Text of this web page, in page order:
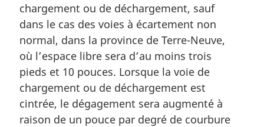
chargement ou de déchargement, sauf
dans le cas des voies à écartement non
normal, dans la province de Terre-Neuve,
où l’espace libre sera d’au moins trois
pieds et 10 pouces. Lorsque la voie de
chargement ou de déchargement est
cintrée, le dégagement sera augmenté à
raison de un pouce par degré de courbure